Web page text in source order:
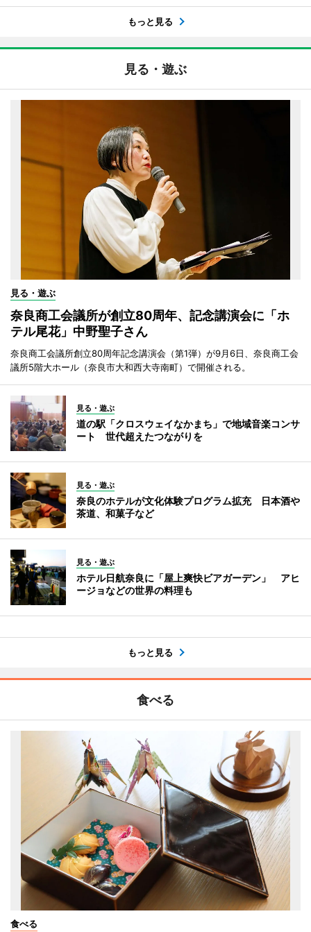
もっと見る
見る・遊ぶ
見る・遊ぶ
奈良商工会議所が創立80周年、記念講演会に「ホ
テル尾花」中野聖子さん
奈良商工会議所創立80周年記念講演会（第1弾）が9月6日、奈良商工会
議所5階大ホール（奈良市大和西大寺南町）で開催される。
見る・遊ぶ
道の駅「クロスウェイなかまち」で地域音楽コンサ
ート 世代超えたつながりを
見る・遊ぶ
奈良のホテルが文化体験プログラム拡充 日本酒や
茶道、和菓子など
見る・遊ぶ
ホテル日航奈良に「屋上爽快ビアガーデン」 アヒ
ージョなどの世界の料理も
もっと見る
食べる
食べる